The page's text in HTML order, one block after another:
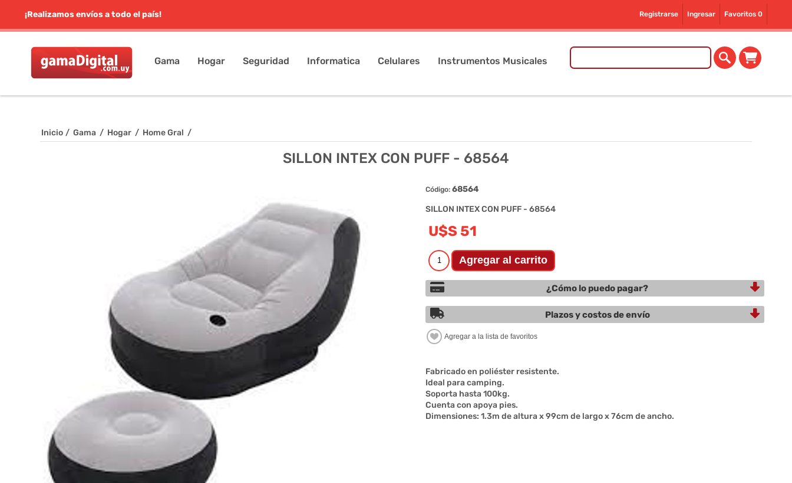
Registrarse Ingresar Favoritos 0
¡Realizamos envíos a todo el país!
Gama Hogar Seguridad Informatica Celulares Instrumentos Musicales
Inicio / Gama / Hogar / Home Gral /
SILLON INTEX CON PUFF - 68564
Código: 68564
SILLON INTEX CON PUFF - 68564
U$S 51
¿Cómo lo puedo pagar?
Plazos y costos de envío
Fabricado en poliéster resistente.
Ideal para camping.
Soporta hasta 100kg.
Cuenta con apoya pies.
Dimensiones: 1.3m de altura x 99cm de largo x 76cm de ancho.